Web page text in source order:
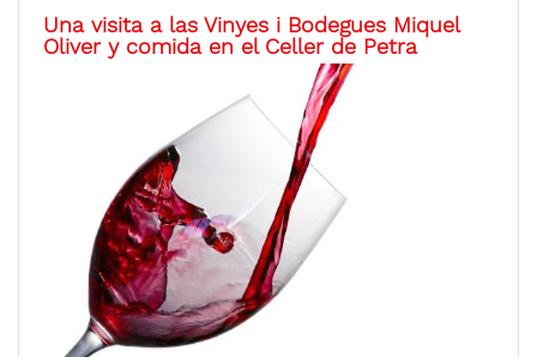
Una visita a las Vinyes i Bodegues Miquel
Oliver y comida en el Celler de Petra